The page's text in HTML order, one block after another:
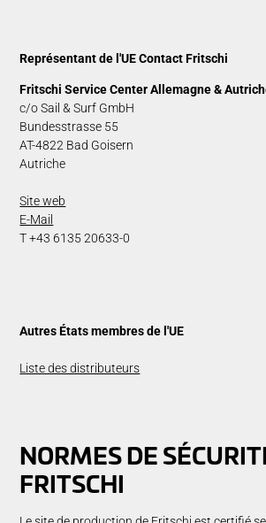
Représentant de l'UE Contact Fritschi
Fritschi Service CenterAllemagne &
c/o Sail & Surf GmbH
Bundesstrasse 55
AT-4822 Bad Goisern
Autriche
Site web
E-Mail
T +43 6135 20633-0
Autres États membres de l'UE
Liste des distributeurs
NORMES DE
FRITSCHI